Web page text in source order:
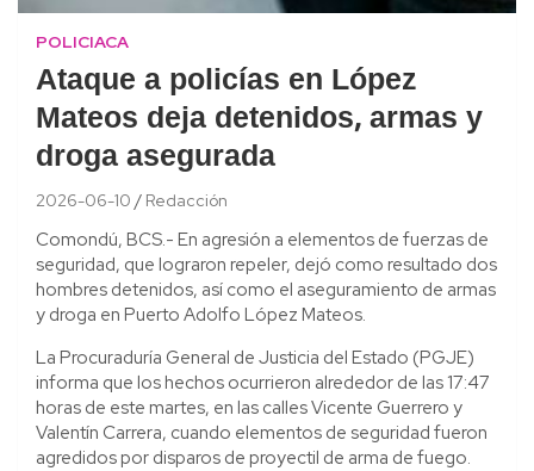
POLICIACA
Ataque a policías en López
Mateos deja detenidos, armas y
droga asegurada
2026-06-10 Redacción
Comondú, BCS.- En agresión a elementos de fuerzas de
seguridad, que lograron repeler, dejó como resultado dos
hombres detenidos, así como el aseguramiento de armas
y droga en Puerto Adolfo López Mateos.
La Procuraduría General de Justicia del Estado (PGJE)
informa que los hechos ocurrieron alrededor de las 17:47
horas de este martes, en las calles Vicente Guerrero y
Valentín Carrera, cuando elementos de seguridad fueron
agredidos por disparos de proyectil de arma de fuego.